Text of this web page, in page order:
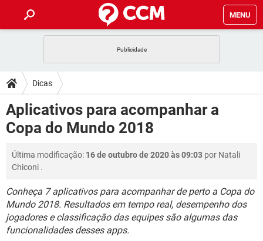
MENU
CELULAR
OUTLOOK EXCEL
INSTAGRAM GMAIL
DICAS
JOGOS
CELULAR FACEBOOK
OUTLOOK
INSTAGRAM GMAIL
DOWNLOADS
JOGOS WHATSAPP
OUTLOOK
INSTAGRAM GMAIL
GUIA DE COMPRAS
FÓRUM
JOGOS WHATSAPP
OUTLOOK EXCEL
INSTAGRAM GMAIL
GUIA DE COMPRAS
GLOSSÁRIO
JOGOS WHATSAPP
CELULAR FACEBOOK
OUTLOOK
Dicas
Aplicativos para acompanhar a
Copa do Mundo 2018
Última modificação: 16 de outubro de 2020 às 09:03 por Natali
Chiconi .
Conheça 7 aplicativos para acompanhar de perto a Copa do
Mundo 2018. Resultados em tempo real, desempenho dos
jogadores e classificação das equipes são algumas das
funcionalidades desses apps.